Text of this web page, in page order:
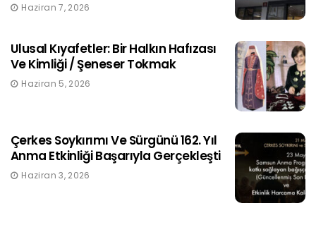
Haziran 7, 2026
Ulusal Kıyafetler: Bir Halkın Hafızası
Ve Kimliği / Şeneser Tokmak
Haziran 5, 2026
Çerkes Soykırımı Ve Sürgünü 162. Yıl
Anma Etkinliği Başarıyla Gerçekleşti
Haziran 3, 2026